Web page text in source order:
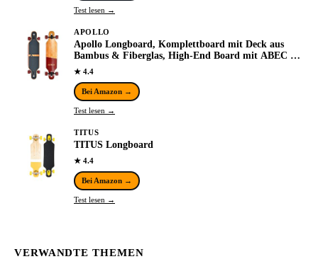
Test lesen →
APOLLO
Apollo Longboard, Komplettboard mit Deck aus
Bambus & Fiberglas, High-End Board mit ABEC 9
Kugellager, Flex 2 Longboards für Jugendliche…
★ 4.4
Bei Amazon →
Test lesen →
TITUS
TITUS Longboard
★ 4.4
Bei Amazon →
Test lesen →
VERWANDTE THEMEN